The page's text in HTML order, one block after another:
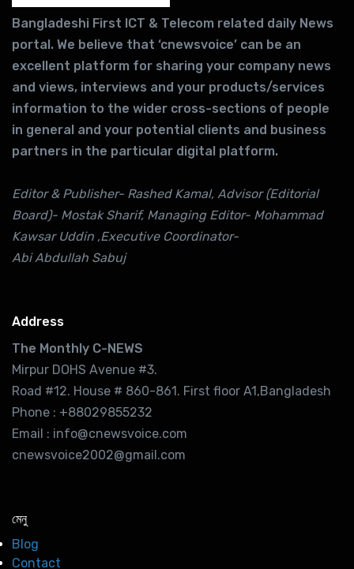
Bangladeshi First ICT & Telecom related daily News
portal. We believe that ‘cnewsvoice’ can be an
excellent platform for sharing your company news
and views, interviews and your products/services
information to the wider cross-sections of people
in general and your potential clients and business
partners in the particular digital platform.
Editor & Publisher- Rashed Kamal, Advisor (Editorial
Board)- Mostak Sharif, Managing Editor- Mohammad
Kawsar Uddin ,Executive Coordinator-
Abi Abdullah Sabuj
Address
The Monthly C-NEWS
Mirpur DOHS Avenue #3.
Road #12. House # 860-861. First floor A1,Bangladesh
Phone : +88029855232
Email : info@cnewsvoice.com
cnewsvoice2002@gmail.com
মেনু
Blog
Contact